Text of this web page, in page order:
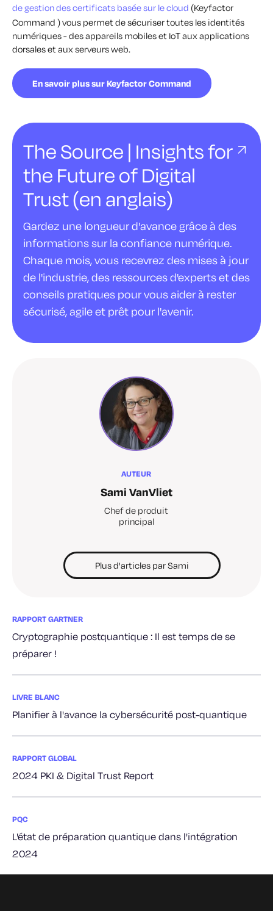
de gestion des certificats basée sur le cloud (Keyfactor
Command ) vous permet de sécuriser toutes les identités
numériques - des appareils mobiles et IoT aux applications
dorsales et aux serveurs web.
En savoir plus sur Keyfactor Command
The Source | Insights for
the Future of Digital
Trust (en anglais)
Gardez une longueur d'avance grâce à des
informations sur la confiance numérique.
Chaque mois, vous recevrez des mises à jour
de l'industrie, des ressources d'experts et des
conseils pratiques pour vous aider à rester
sécurisé, agile et prêt pour l'avenir.
AUTEUR
Sami VanVliet
Chef de produit
principal
Plus d'articles par Sami
RAPPORT GARTNER
Cryptographie postquantique : Il est temps de se
préparer !
LIVRE BLANC
Planifier à l'avance la cybersécurité post-quantique
RAPPORT GLOBAL
2024 PKI & Digital Trust Report
PQC
L'état de préparation quantique dans l'intégration
2024